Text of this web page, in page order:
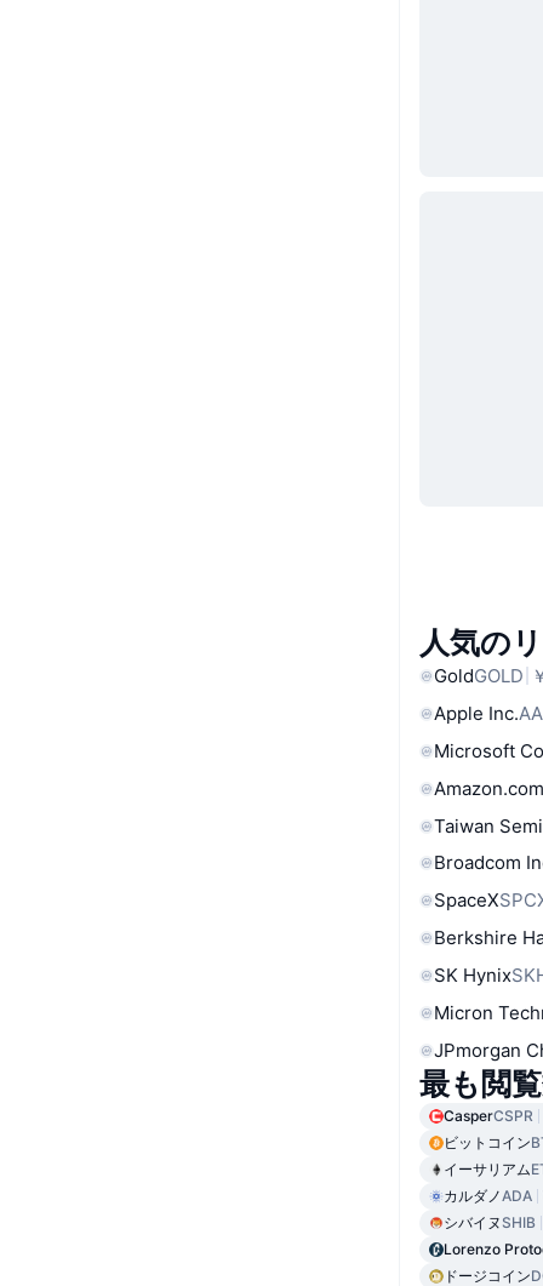
人気の
GoldGOLD
Apple Inc.
Microsoft
Taiwan
Broadcom
SpaceX
Berkshire
SK Hynix
Micron
JPmorgan
最も閲
CasperCSPR
ビットコイン
イーサリアム
カルダノADA
シバイヌ SHIB
Lorenzo
ドージコイン